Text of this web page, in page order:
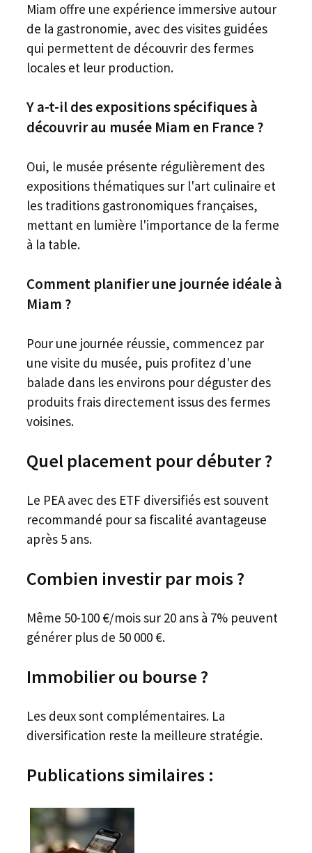
Miam offre une expérience immersive autour
de la gastronomie, avec des visites guidées
qui permettent de découvrir des fermes
locales et leur production.
Y a-t-il des expositions spécifiques à
découvrir au musée Miam en France ?
Oui, le musée présente régulièrement des
expositions thématiques sur l'art culinaire et
les traditions gastronomiques françaises,
mettant en lumière l'importance de la ferme
à la table.
Comment planifier une journée idéale à
Miam ?
Pour une journée réussie, commencez par
une visite du musée, puis profitez d'une
balade dans les environs pour déguster des
produits frais directement issus des fermes
voisines.
Quel placement pour débuter ?
Le PEA avec des ETF diversifiés est souvent
recommandé pour sa fiscalité avantageuse
après 5 ans.
Combien investir par mois ?
Même 50-100 €/mois sur 20 ans à 7% peuvent
générer plus de 50 000 €.
Immobilier ou bourse ?
Les deux sont complémentaires. La
diversification reste la meilleure stratégie.
Publications similaires :